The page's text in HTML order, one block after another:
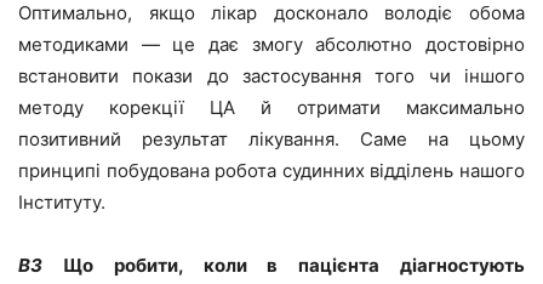
Оптимально, якщо лікар досконало володіє обома
методиками — це дає змогу абсолютно достовірно
встановити покази до застосування того чи іншого
методу корекції ЦА й отримати максимально
позитивний результат лікування. Саме на цьому
принципі побудована робота судинних відділень нашого
Інституту.
ВЗ Що робити, коли в пацієнта діагностують